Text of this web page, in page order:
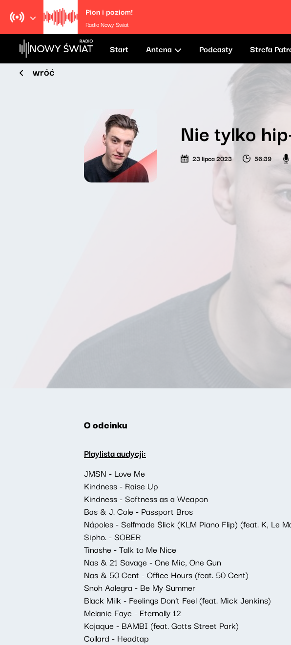
Pion i poziom!
Radio Nowy Świat
Start Antena Podcasty Strefa
wróć
Nie tylko
23 lipca 2023 56:39
O odcinku
Playlista audycji:
JMSN - Love Me
Kindness - Raise Up
Kindness - Softness as a Weapon
Bas & J. Cole - Passport Bros
Nápoles - Selfmade $lick (KLM Piano Flip) (feat. K, Le
Sipho. - SOBER
Tinashe - Talk to Me Nice
Nas & 21 Savage - One Mic, One Gun
Nas & 50 Cent - Office Hours (feat. 50 Cent)
Snoh Aalegra - Be My Summer
Black Milk - Feelings Don't Feel (feat. Mick Jenkins)
Melanie Faye - Eternally 12
Kojaque - BAMBI (feat. Gotts Street Park)
Collard - Headtap